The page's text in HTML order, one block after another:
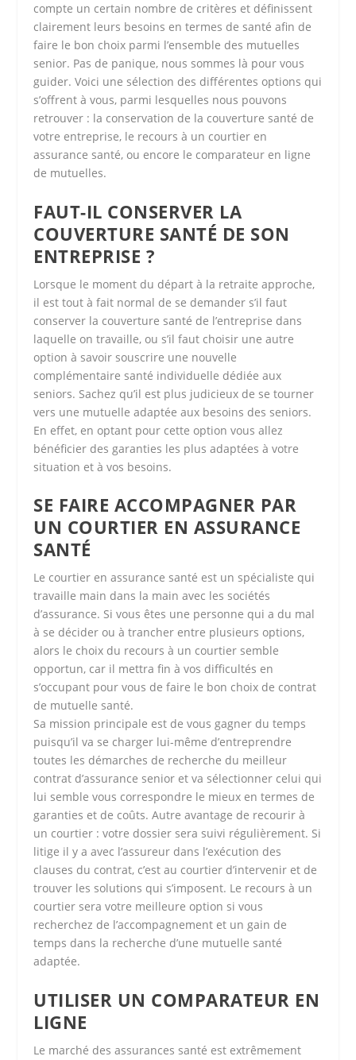
compte un certain nombre de critères et définissent
clairement leurs besoins en termes de santé afin de
faire le bon choix parmi l’ensemble des mutuelles
senior. Pas de panique, nous sommes là pour vous
guider. Voici une sélection des différentes options qui
s’offrent à vous, parmi lesquelles nous pouvons
retrouver : la conservation de la couverture santé de
votre entreprise, le recours à un courtier en
assurance santé, ou encore le comparateur en ligne
de mutuelles.
FAUT-IL CONSERVER LA
COUVERTURE SANTÉ DE SON
ENTREPRISE ?
Lorsque le moment du départ à la retraite approche,
il est tout à fait normal de se demander s’il faut
conserver la couverture santé de l’entreprise dans
laquelle on travaille, ou s’il faut choisir une autre
option à savoir souscrire une nouvelle
complémentaire santé individuelle dédiée aux
seniors. Sachez qu’il est plus judicieux de se tourner
vers une mutuelle adaptée aux besoins des seniors.
En effet, en optant pour cette option vous allez
bénéficier des garanties les plus adaptées à votre
situation et à vos besoins.
SE FAIRE ACCOMPAGNER PAR
UN COURTIER EN ASSURANCE
SANTÉ
Le courtier en assurance santé est un spécialiste qui
travaille main dans la main avec les sociétés
d’assurance. Si vous êtes une personne qui a du mal
à se décider ou à trancher entre plusieurs options,
alors le choix du recours à un courtier semble
opportun, car il mettra fin à vos difficultés en
s’occupant pour vous de faire le bon choix de contrat
de mutuelle santé.
Sa mission principale est de vous gagner du temps
puisqu’il va se charger lui-même d’entreprendre
toutes les démarches de recherche du meilleur
contrat d’assurance senior et va sélectionner celui qui
lui semble vous correspondre le mieux en termes de
garanties et de coûts. Autre avantage de recourir à
un courtier : votre dossier sera suivi régulièrement. Si
litige il y a avec l’assureur dans l’exécution des
clauses du contrat, c’est au courtier d’intervenir et de
trouver les solutions qui s’imposent. Le recours à un
courtier sera votre meilleure option si vous
recherchez de l’accompagnement et un gain de
temps dans la recherche d’une mutuelle santé
adaptée.
UTILISER UN COMPARATEUR EN
LIGNE
Le marché des assurances santé est extrêmement